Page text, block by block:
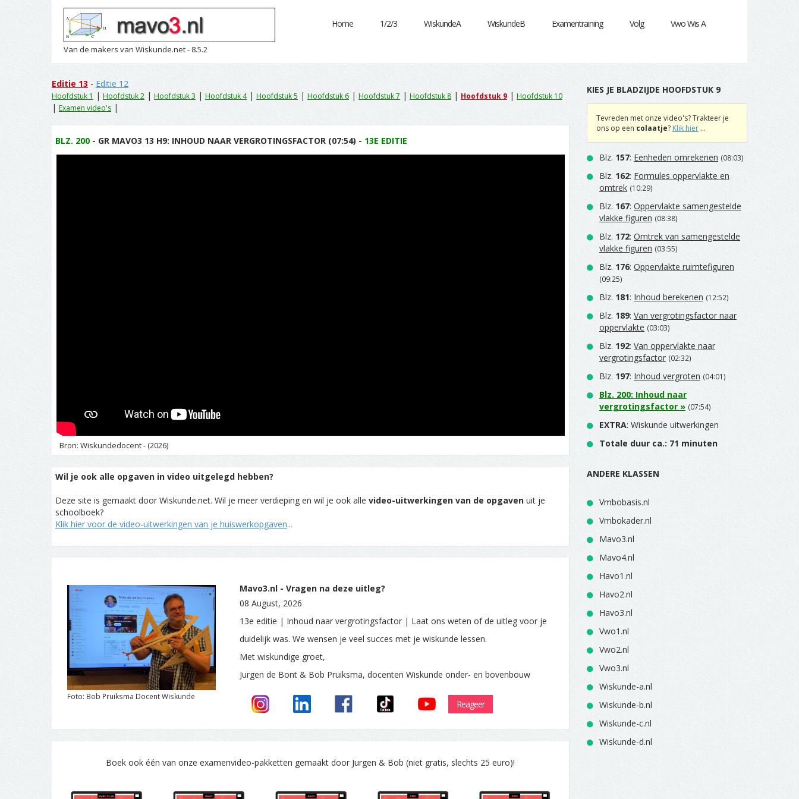
Van de makers van Wiskunde.net - 8.5.2
Home 1/2/3 WiskundeA WiskundeB Examentraining Volg Vwo Wis A
Editie 13 - Editie 12
Hoofdstuk 1 | Hoofdstuk 2 | Hoofdstuk 3 | Hoofdstuk 4| Hoofdstuk 5 | Hoofdstuk 6 | Hoofdstuk 7 | Hoofdstuk 8 | Hoofdstuk 9 | Hoofdstuk 10
| Examen video's |
BLZ. 200 - GR MAVO3 13 H9: INHOUD NAAR VERGROTINGSFACTOR (07:54) - 13E EDITIE
Bron: Wiskundedocent - (2026)
Wil je ook alle opgaven in video uitgelegd hebben?
Deze site is gemaakt door Wiskunde.net. Wil je meer verdieping en wil je ook alle video-uitwerkingen van de opgaven uit je
schoolboek?
Klik hier voor de video-uitwerkingen van je huiswerkopgaven...
Foto: Bob Pruiksma Docent Wiskunde
Mavo3.nl - Vragen na deze uitleg?
08 August, 2026
13e editie | Inhoud naar vergrotingsfactor | Laat ons weten of de uitleg voor je
duidelijk was. We wensen je veel succes met je wiskunde lessen.
Met wiskundige groet,
Jurgen de Bont & Bob Pruiksma, docenten Wiskunde onder- en bovenbouw
Reageer
Boek ook één van onze examenvideo-pakketten gemaakt door Jurgen & Bob (niet gratis, slechts 25 euro)!
KIES JE BLADZIJDE HOOFDSTUK 9
Tevreden met onze video's? Trakteer je
ons op een colaatje? Klik hier ...
Blz. 157: Eenheden omrekenen (08:03)
Blz. 162: Formules oppervlakte en
omtrek (10:29)
Blz. 167: Oppervlakte samengestelde
vlakke figuren (08:38)
Blz. 172: Omtrek van samengestelde
vlakke figuren (03:55)
Blz. 176: Oppervlakte ruimtefiguren
(09:25)
Blz. 181: Inhoud berekenen (12:52)
Blz. 189: Van vergrotingsfactor naar
oppervlakte (03:03)
Blz. 192: Van oppervlakte naar
vergrotingsfactor (02:32)
Blz. 197: Inhoud vergroten (04:01)
Blz. 200: Inhoud naar
vergrotingsfactor » (07:54)
EXTRA: Wiskunde uitwerkingen
Totale duur ca.: 71 minuten
ANDERE KLASSEN
Vmbobasis.nl
Vmbokader.nl
Mavo3.nl
Mavo4.nl
Havo1.nl
Havo2.nl
Havo3.nl
Vwo1.nl
Vwo2.nl
Vwo3.nl
Wiskunde-a.nl
Wiskunde-b.nl
Wiskunde-c.nl
Wiskunde-d.nl